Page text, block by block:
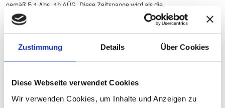
Zustimmung Details Über Cookies
Diese Webseite verwendet Cookies
Wir verwenden Cookies, um Inhalte und Anzeigen zu
gemäß § 1 Abs. 1b AÜG. Diese Zeitspanne wird als die
Höchstüberlassungsdauer bezeichnet. Das bedeutet, dass
Kundenunternehmen arbeiten können. Anschließend ist eine
Was sind Branchenzuschläge und wer erhält sie?